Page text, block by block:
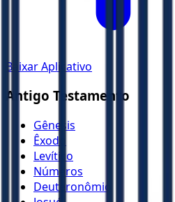
Baixar Aplicativo
Antigo Testamento
Gênesis
Êxodo
Levítico
Números
Deuteronômio